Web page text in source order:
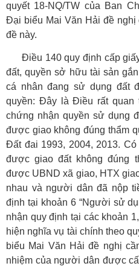
quyết 18-NQ/TW của Ban
Đại biểu Mai Văn Hải đề nghị
đề này.
Điều 140 quy định cấp
đất, quyền sở hữu tài sản
cá nhân đang sử dụng đất
quyền: Đây là Điều rất quan
chứng nhận quyền sử dụng
được giao không đúng thẩm
Đất đai 1993, 2004, 2013.
được giao đất không đúng
được UBND xã giao, HTX
nhau và người dân đã nộp
định tại khoản 6 “Người sử
nhận quy định tại các khoản
hiện nghĩa vụ tài chính theo
biểu Mai Văn Hải đề nghị
nhiệm của người dân được